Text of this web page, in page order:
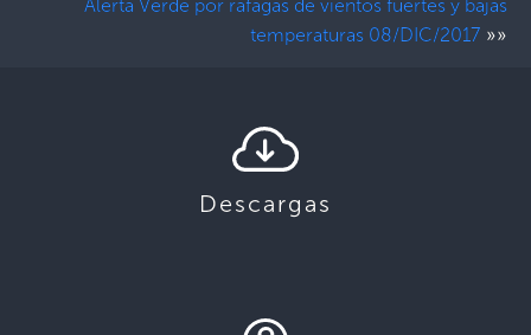
Alerta Verde por ráfagas de vientos fuertes y bajas
temperaturas 08/DIC/2017 »»
Descargas